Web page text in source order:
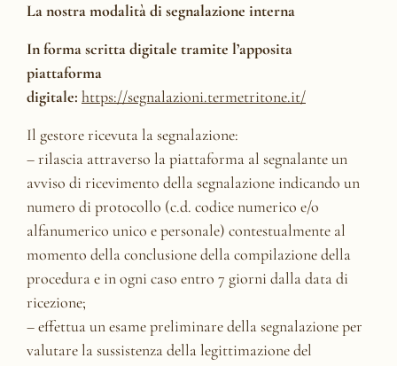
La nostra modalità di segnalazione interna
In forma scritta digitale tramite l’apposita
piattaforma
digitale: https://segnalazioni.termetritone.it/
Il gestore ricevuta la segnalazione:
– rilascia attraverso la piattaforma al segnalante un
avviso di ricevimento della segnalazione indicando un
numero di protocollo (c.d. codice numerico e/o
alfanumerico unico e personale) contestualmente al
momento della conclusione della compilazione della
procedura e in ogni caso entro 7 giorni dalla data di
ricezione;
– effettua un esame preliminare della segnalazione per
valutare la sussistenza della legittimazione del